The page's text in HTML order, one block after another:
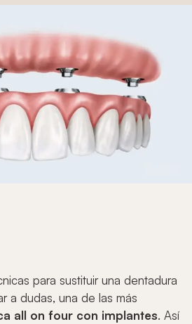
para sustituir una dentadura
a dudas, una de las más
all on four con implantes. Así